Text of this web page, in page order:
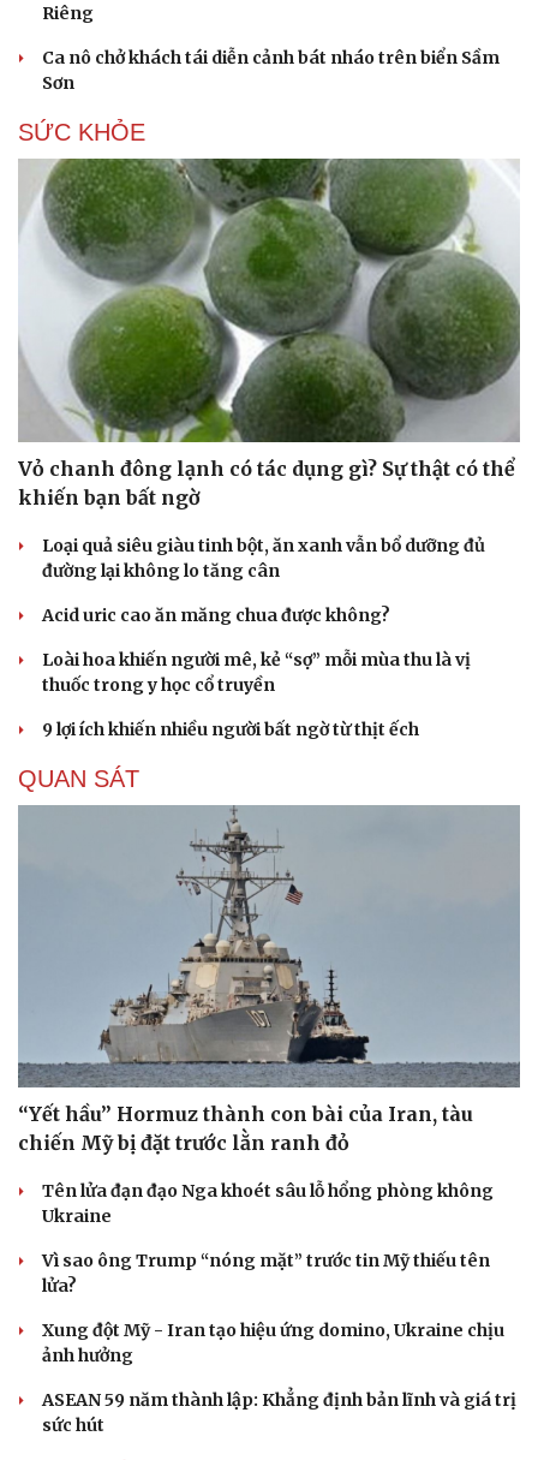
Du lịch
Tư vấn
Săn Tour
check-in
Podcast
Câu chuyện thời sự
Đọc truyện đêm khuya
Cửa sổ tình yêu
Kể chuyện cho bé
Hạt giống tâm hồn
Riêng
Ca nô chở khách tái diễn cảnh bát nháo trên biển Sầm
Sơn
SỨC KHỎE
Vỏ chanh đông lạnh có tác dụng gì? Sự thật có thể
khiến bạn bất ngờ
Loại quả siêu giàu tinh bột, ăn xanh vẫn bổ dưỡng đủ
đường lại không lo tăng cân
Acid uric cao ăn măng chua được không?
Loài hoa khiến người mê, kẻ “sợ” mỗi mùa thu là vị
thuốc trong y học cổ truyền
9 lợi ích khiến nhiều người bất ngờ từ thịt ếch
QUAN SÁT
“Yết hầu” Hormuz thành con bài của Iran, tàu
chiến Mỹ bị đặt trước lằn ranh đỏ
Tên lửa đạn đạo Nga khoét sâu lỗ hổng phòng không
Ukraine
Vì sao ông Trump “nóng mặt” trước tin Mỹ thiếu tên
lửa?
Xung đột Mỹ - Iran tạo hiệu ứng domino, Ukraine chịu
ảnh hưởng
ASEAN 59 năm thành lập: Khẳng định bản lĩnh và giá trị
sức hút